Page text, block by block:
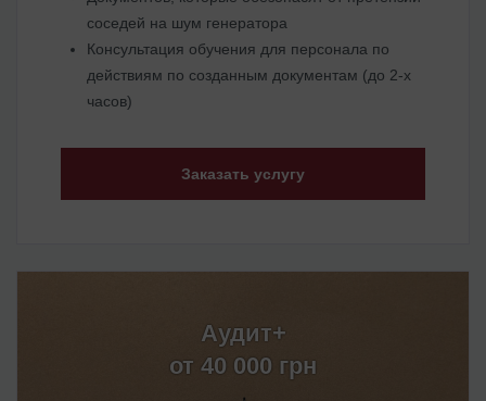
соседей на шум генератора
Консультация обучения для персонала по
действиям по созданным документам (до 2-х
часов)
Заказать услугу
Аудит+
от 40 000 грн